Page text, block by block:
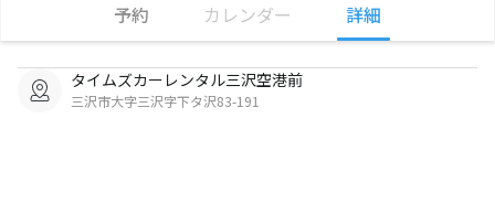
予約 カレンダー 詳細
タイムズカーレンタル三沢空港前
三沢市大字三沢字下タ沢83-191